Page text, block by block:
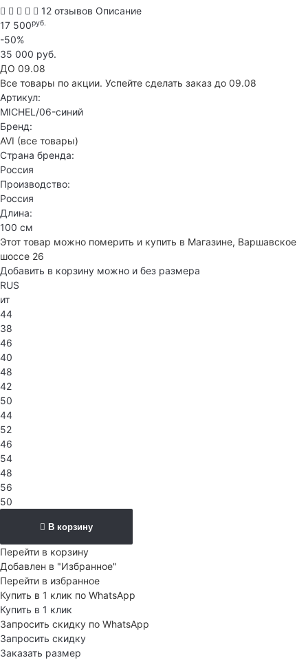
12 отзывов Описание
17 500руб.
-50%
35 000 руб.
ДО 09.08
Все товары по акции. Успейте сделать заказ до 09.08
Артикул:
MICHEL/06-синий
Бренд:
AVI (все товары)
Страна бренда:
Россия
Производство:
Россия
Длина:
100 см
Этот товар можно померить и купить в Магазине, Варшавское
шоссе 26
Добавить в корзину можно и без размера
RUS
ит
44
38
46
40
48
42
50
44
52
46
54
48
56
50
В корзину
Перейти в корзину
Добавлен в "Избранное"
Перейти в избранное
Купить в 1 клик по WhatsApp
Купить в 1 клик
Запросить скидку по WhatsApp
Запросить скидку
Заказать размер